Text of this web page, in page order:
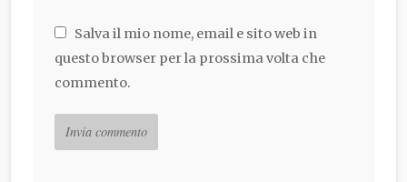
Salva il mio nome, email e sito web in
questo browser per la prossima volta che
commento.